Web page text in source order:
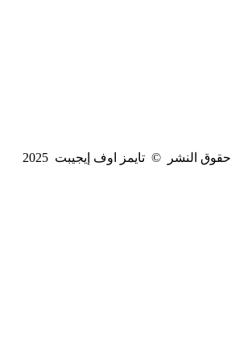
حقوق النشر © تايمز اوف إيجيبت 2025